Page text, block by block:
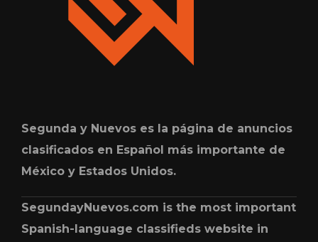
Segunda y Nuevos es la página de anuncios
clasificados en Español más importante de
México y Estados Unidos.
SegundayNuevos.com is the most important
Spanish-language classifieds website in